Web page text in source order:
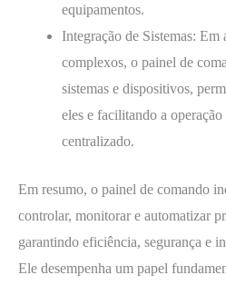
equipamentos.
Integração de Sistemas: Em
complexos, o painel de
sistemas e dispositivos,
eles e facilitando a
centralizado.
Em resumo, o painel de comando
controlar, monitorar e automatizar
garantindo eficiência, segurança e
Ele desempenha um papel